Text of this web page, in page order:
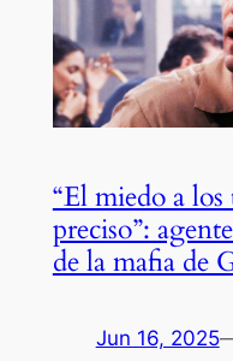
“El miedo a
preciso”:
de la mafia de
Jun 16, 2025